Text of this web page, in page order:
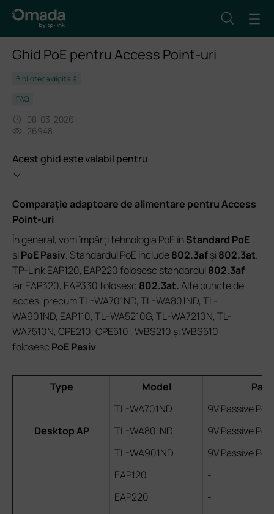
Ghid PoE pentru Access Point-uri
Biblioteca digitală
FAQ
08-03-2026
26948
Acest ghid este valabil pentru
Comparație adaptoare de alimentare pentru Access
Point-uri
În general, vom împărți tehnologia PoE înStandard PoE
și PoE Pasiv. Standardul PoE include802.3afși 802.3at.
TP-Link EAP120, EAP220 folosesc standardul 802.3af
iar EAP320, EAP330 folosesc 802.3at.Alte puncte de
acces, precum TL-WA701ND, TL-WA801ND, TL-
WA901ND, EAP110, TL-WA5210G, TL-WA7210N, TL-
WA7510N, CPE210, CPE510 , WBS210 și WBS510
folosesc PoE Pasiv.
Type Model
Desktop AP
TL-WA701ND
9V Passive
TL-WA801ND
9V Passive
TL-WA901ND
9V Passive
EAP120
-
EAP220
-